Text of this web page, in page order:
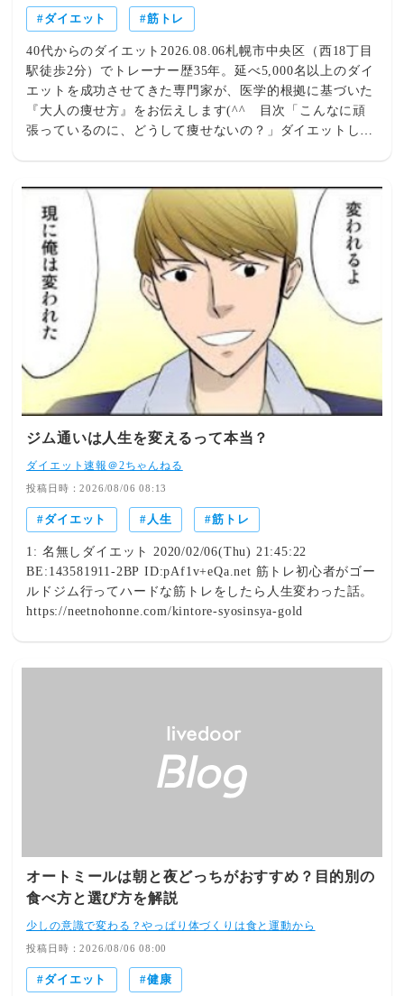
ダイエット 筋トレ
40代からのダイエット2026.08.06札幌市中央区（西18丁目
駅徒歩2分）でトレーナー歴35年。延べ5,000名以上のダイ
エットを成功させてきた専門家が、医学的根拠に基づいた
『大人の痩せ方』をお伝えします(^^ゞ目次「こんなに頑
張っているのに、どうして痩せないの？」ダイエットして
「そんなに食べていない」は思い込みかもしれません落と
し穴③ 「和食だからヘルシー」と思い込んでいる落とし
穴④ 年齢とともに基礎代謝が下がっている落とし穴⑤ 糖
質や脂質を極端に減らしていませんか？落とし穴⑥ 停滞
期は「失敗」ではなく「成功のサイン」落とし穴⑦ 睡眠
不足は「食欲を増やす薬」を飲んでいるようなもの「甘い
ものは別腹」は本当？ダイエット成功者がやっている小さ
な習慣ダイエットは「完璧」を目指すと失敗するあなたは
痩せないのではなく、「まだ正しい方法を知らなかった」
だけよくある質問（FAQ）一人で悩まず、一緒に「最後の
ダイエット」を始めませんか？「こんなに頑張っているの
に、どうして痩せないの？」毎日食事に気を付けている。
甘いものも我慢している。ウォーキングも始めた。それな
のに…「体重が全然減らない。」鏡を見るたびにため息が
出てしまう。「もう年齢のせいかな…」「私にはダイエッ
トは無理なのかな…」そんなふうに思っていませんか？で
も、安心してください。実は、ダイエットがうまくいかな
い理由は「あなたの意志が弱いから」ではありません。む
しろ、多くの方が一生懸命頑張っているからこそ、間違っ
た方法で遠回りしてしまっているのです。40代・50代にな
ると、若い頃とは体の仕組みが大きく変わります。筋肉量
の低下、基礎代謝の減少、更年期によるホルモンバランス
い、「痩せにくい体」を作ってしまいます。しかし逆に言
えば、その仕組みを理解すれば体は必ず変わります。今回
から分かりやすく解説します。ダイエットしているのに体
「体重が減らない＝脂肪が減っていない」ではありませ
ん。ここを勘違いしてしまう方が本当に多いのです。体重
って脂肪が増えたわけではないのです。脂肪1kgを増やす
には約7,200kcalもの余剰エネルギーが必要です。昨日ラー
メンを食べたから1kg太った…これは脂肪ではなく、水分
をため込んでいる可能性がほとんどです。数字だけに振り
回されないこと。これがダイエット成功への第一歩です。
落とし穴① タンパク質ならいくら食べても太らないと思
っている最近は「タンパク質を摂れば痩せる」という情報
ジム通いは人生を変えるって本当？
ダイエット速報＠2ちゃんねる
投稿日時：2026/08/06 08:13
ダイエット 人生 筋トレ
1: 名無しダイエット 2020/02/06(Thu) 21:45:22
BE:143581911-2BP ID:pAf1v+eQa.net 筋トレ初心者がゴー
ルドジム行ってハードな筋トレをしたら人生変わった話。
https://neetnohonne.com/kintore-syosinsya-gold
オートミールは朝と夜どっちがおすすめ？目的別の
食べ方と選び方を解説
少しの意識で変わる？やっぱり体づくりは食と運動から
投稿日時：2026/08/06 08:00
ダイエット 健康